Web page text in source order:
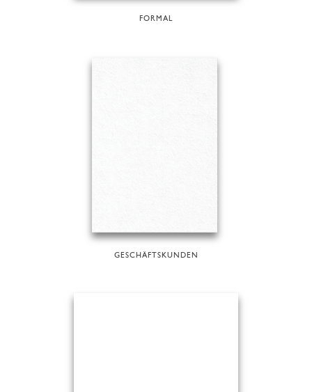
FORMAL
GESCHÄFTSKUNDEN